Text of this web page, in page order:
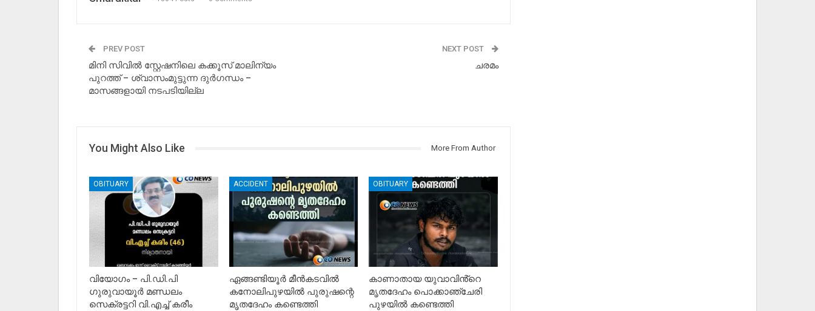
PREV POST
മിനി സിവില്‍ സ്റ്റേഷനിലെ കക്കൂസ് മാലിന്യം
പുറത്ത് – ശ്വാസംമുട്ടുന്ന ദുര്‍ഗന്ധം –
മാസങ്ങളായി നടപടിയില്ല
NEXT POST
ചരമം
You Might Also Like More From Author
OBITUARY
വിയോഗം – പി.ഡി.പി
ഗുരുവായൂർ മണ്ഡലം
സെക്രട്ടറി വി.എച്ച് കരീം
ACCIDENT
ഏങ്ങണ്ടിയൂർ മീൻകടവിൽ
കനോലിപുഴയിൽ പുരുഷന്റെ
മൃതദേഹം കണ്ടെത്തി
OBITUARY
കാണാതായ യുവാവിൻ്റെ
മൃതദേഹം പൊക്കാഞ്ചേരി
പുഴയിൽ കണ്ടെത്തി